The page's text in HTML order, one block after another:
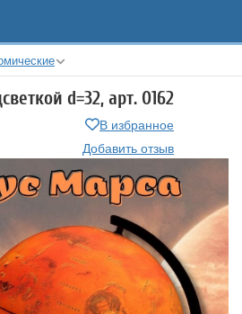
d=32, арт. 0162
В избранное
Добавить отзыв